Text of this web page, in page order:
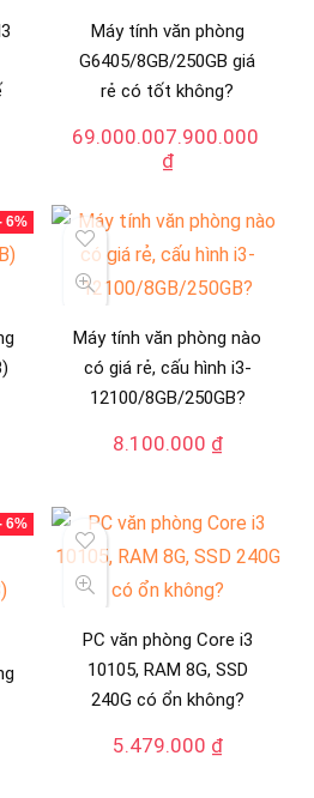
Máy tính văn phòng
G6405/8GB/250GB giá
rẻ có tốt không?
69.000.007.900.000
₫
6%
₫.
Máy tính văn phòng nào
có giá rẻ, cấu hình i3-
12100/8GB/250GB?
8.100.000 ₫
6%
PC văn phòng Core i3
10105, RAM 8G, SSD
240G có ổn không?
5.479.000 ₫